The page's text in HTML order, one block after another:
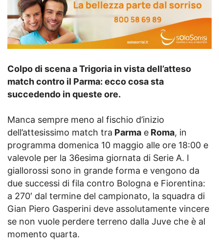
Colpo di scena a Trigoria in vista dell’atteso
match contro il Parma: ecco cosa sta
succedendo in queste ore.
Manca sempre meno al fischio d’inizio
dell’attesissimo match tra Parma e Roma, in
programma domenica 10 maggio alle ore 18:00 e
valevole per la 36esima giornata di Serie A. I
giallorossi sono in grande forma e vengono da
due successi di fila contro Bologna e Fiorentina:
a 270′ dal termine del campionato, la squadra di
Gian Piero Gasperini deve assolutamente vincere
se non vuole perdere terreno dalla Juve che è al
momento quarta.